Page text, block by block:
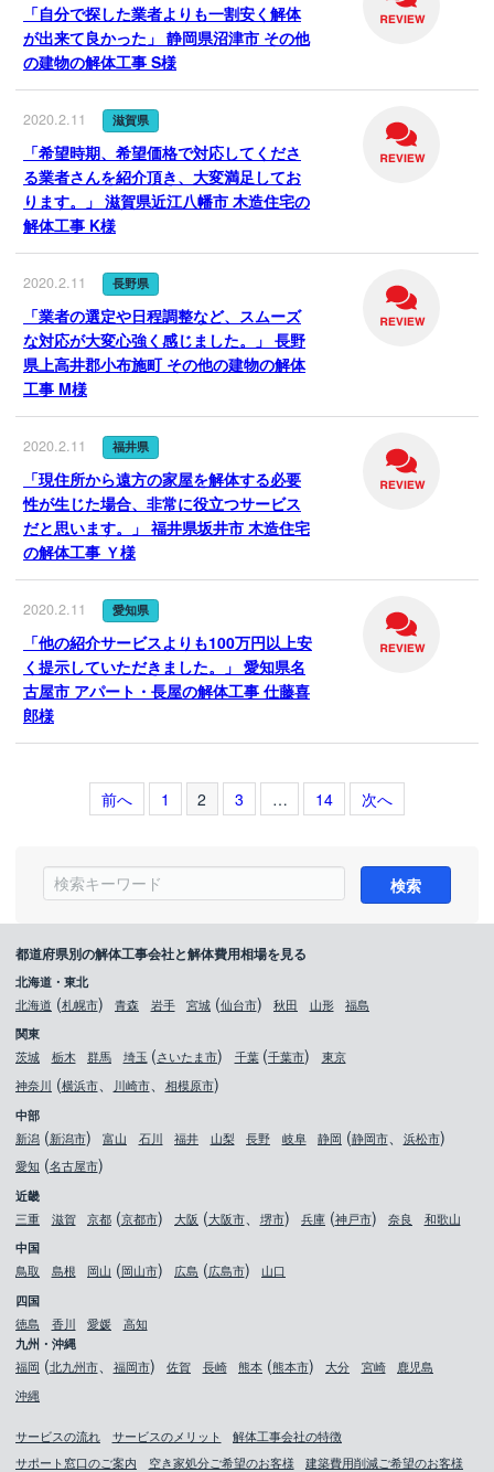
「自分で探した業者よりも一割安く解体
が出来て良かった」 静岡県沼津市 その他
の建物の解体工事 S様
「希望時期、希望価格で対応してくださ
る業者さんを紹介頂き、大変満足してお
ります。」 滋賀県近江八幡市 木造住宅の
解体工事 K様
2020.2.11 滋賀県
「業者の選定や日程調整など、スムーズ
な対応が大変心強く感じました。」 長野
県上高井郡小布施町 その他の建物の解体
工事 M様
2020.2.11 長野県
「現住所から遠方の家屋を解体する必要
性が生じた場合、非常に役立つサービス
だと思います。」 福井県坂井市 木造住宅
の解体工事 Ｙ様
2020.2.11 福井県
「他の紹介サービスよりも100万円以上安
く提示していただきました。」 愛知県名
古屋市 アパート・長屋の解体工事 仕藤喜
郎様
2020.2.11 愛知県
前へ 1 2 3 … 14 次へ
都道府県別の解体工事会社と解体費用相場を見る
北海道・東北
北海道
札幌市 青森 岩手 宮城 仙台市 秋田 山形
福島
関東
茨城
栃木 群馬 埼玉 さいたま市 千葉 千葉市
東京
神奈川
横浜市 川崎市
相模原市
中部
新潟
新潟市 富山 石川 福井 山梨 長野 岐阜 静岡 静岡市
浜松市
愛知
名古屋市
近畿
三重
滋賀 京都 京都市 大阪 大阪市 堺市 兵庫 神戸市 奈良
和歌山
中国
鳥取
島根 岡山 岡山市 広島 広島市
山口
四国
徳島
香川 愛媛
高知
九州・沖縄
福岡
北九州市 福岡市 佐賀 長崎 熊本 熊本市 大分 宮崎
鹿児島
沖縄
サービスの流れ サービスのメリット
解体工事会社の特徴
サポート窓口のご案内
空き家処分ご希望のお客様 建築費用削減ご希望のお客様